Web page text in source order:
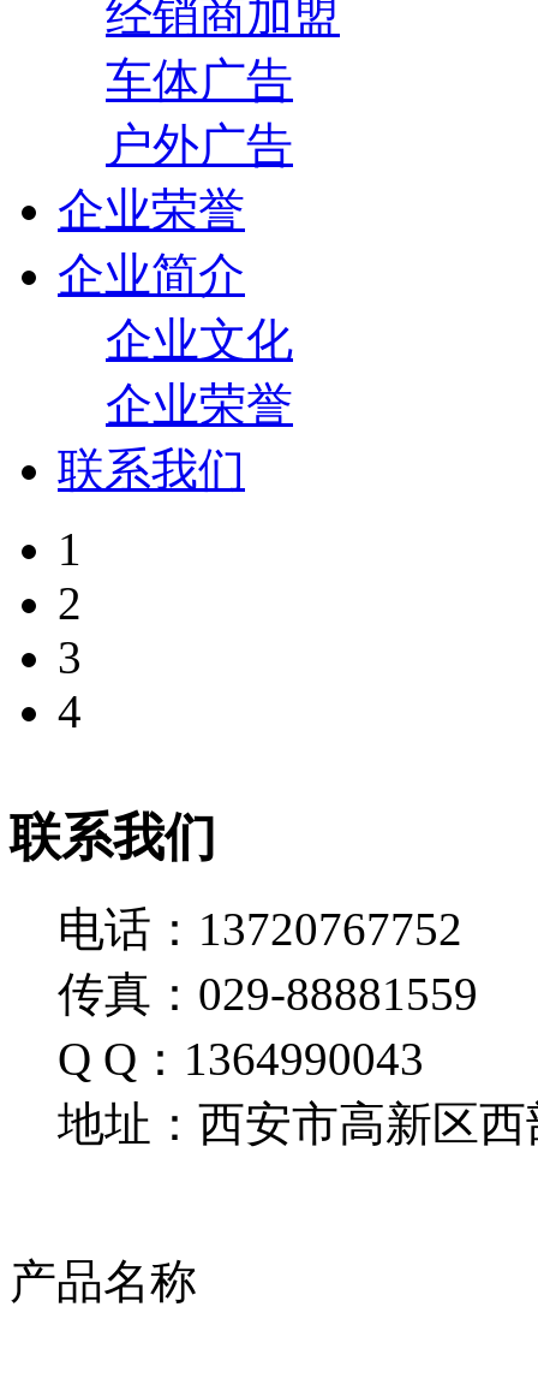
经销商加盟
车体广告
户外广告
企业荣誉
企业简介
企业文化
企业荣誉
联系我们
1
2
3
4
联系我们
电话：13720767752
传真：029-88881559
Q Q：1364990043
地址：西安市高新区西
产品名称